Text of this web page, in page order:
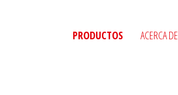
PRODUCTOS ACERCA DE